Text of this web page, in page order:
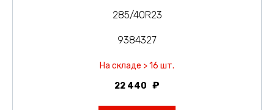
285/40R23
9384327
На складе > 16 шт.
22 440